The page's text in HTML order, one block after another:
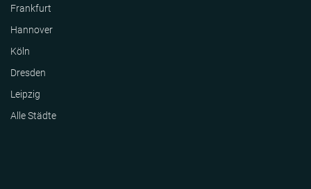
Frankfurt
Hannover
Köln
Dresden
Leipzig
Alle Städte